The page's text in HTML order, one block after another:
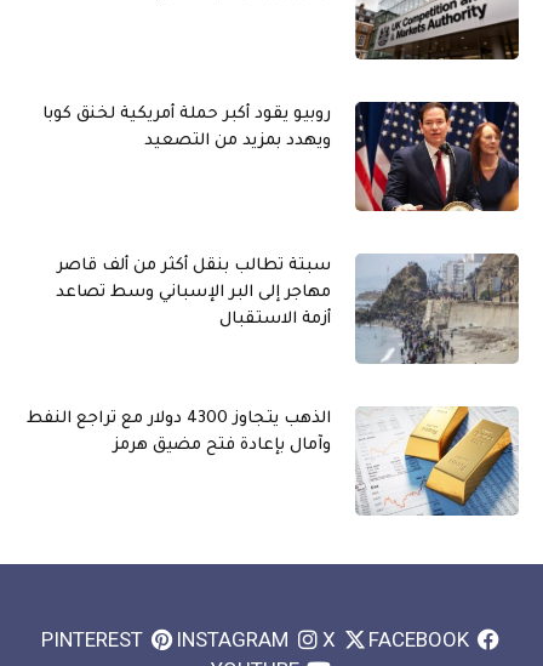
روبيو يقود أكبر حملة أمريكية لخنق كوبا
ويهدد بمزيد من التصعيد
سبتة تطالب بنقل أكثر من ألف قاصر
مهاجر إلى البر الإسباني وسط تصاعد
أزمة الاستقبال
الذهب يتجاوز 4300 دولار مع تراجع النفط
وآمال بإعادة فتح مضيق هرمز
FACEBOOK
X
INSTAGRAM
PINTEREST